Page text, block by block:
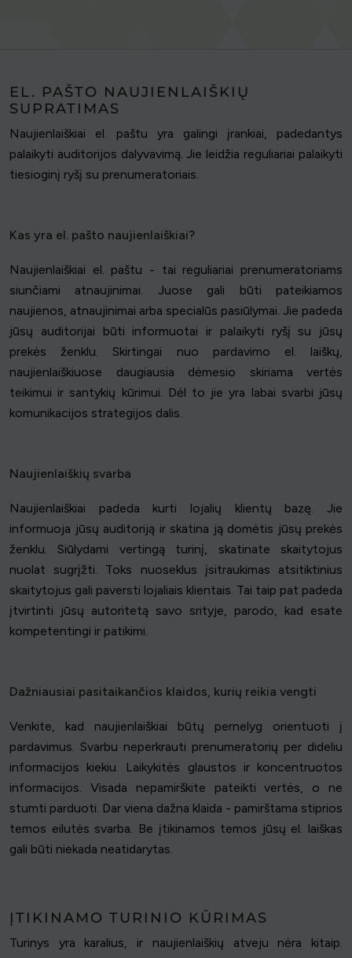
EL. PAŠTO NAUJIENLAIŠKIŲ
SUPRATIMAS
Naujienlaiškiai el. paštu yra galingi įrankiai, padedantys
palaikyti auditorijos dalyvavimą. Jie leidžia reguliariai palaikyti
tiesioginį ryšį su prenumeratoriais.
Kas yra el. pašto naujienlaiškiai?
Naujienlaiškiai el. paštu - tai reguliariai prenumeratoriams
siunčiami atnaujinimai. Juose gali būti pateikiamos
naujienos, atnaujinimai arba specialūs pasiūlymai. Jie padeda
jūsų auditorijai būti informuotai ir palaikyti ryšį su jūsų
prekės ženklu. Skirtingai nuo pardavimo el. laiškų,
naujienlaiškiuose daugiausia dėmesio skiriama vertės
teikimui ir santykių kūrimui. Dėl to jie yra labai svarbi jūsų
komunikacijos strategijos dalis.
Naujienlaiškių svarba
Naujienlaiškiai padeda kurti lojalių klientų bazę. Jie
informuoja jūsų auditoriją ir skatina ją domėtis jūsų prekės
ženklu. Siūlydami vertingą turinį, skatinate skaitytojus
nuolat sugrįžti. Toks nuoseklus įsitraukimas atsitiktinius
skaitytojus gali paversti lojaliais klientais. Tai taip pat padeda
įtvirtinti jūsų autoritetą savo srityje, parodo, kad esate
kompetentingi ir patikimi.
Dažniausiai pasitaikančios klaidos, kurių reikia vengti
Venkite, kad naujienlaiškiai būtų pernelyg orientuoti į
pardavimus. Svarbu neperkrauti prenumeratorių per dideliu
informacijos kiekiu. Laikykitės glaustos ir koncentruotos
informacijos. Visada nepamirškite pateikti vertės, o ne
stumti parduoti. Dar viena dažna klaida - pamirštama stiprios
temos eilutės svarba. Be įtikinamos temos jūsų el. laiškas
gali būti niekada neatidarytas.
ĮTIKINAMO TURINIO KŪRIMAS
Turinys yra karalius, ir naujienlaiškių atveju nėra kitaip.